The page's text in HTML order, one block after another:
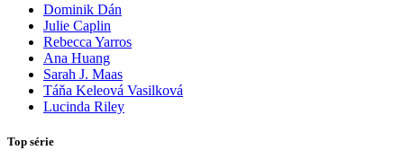
Dominik Dán
Julie Caplin
Rebecca Yarros
Ana Huang
Sarah J. Maas
Táňa Keleová Vasilková
Lucinda Riley
Top série